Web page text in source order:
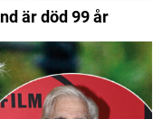
är död 99 år